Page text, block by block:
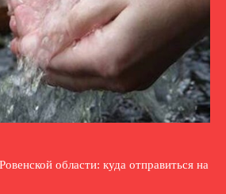
области: куда отправиться на